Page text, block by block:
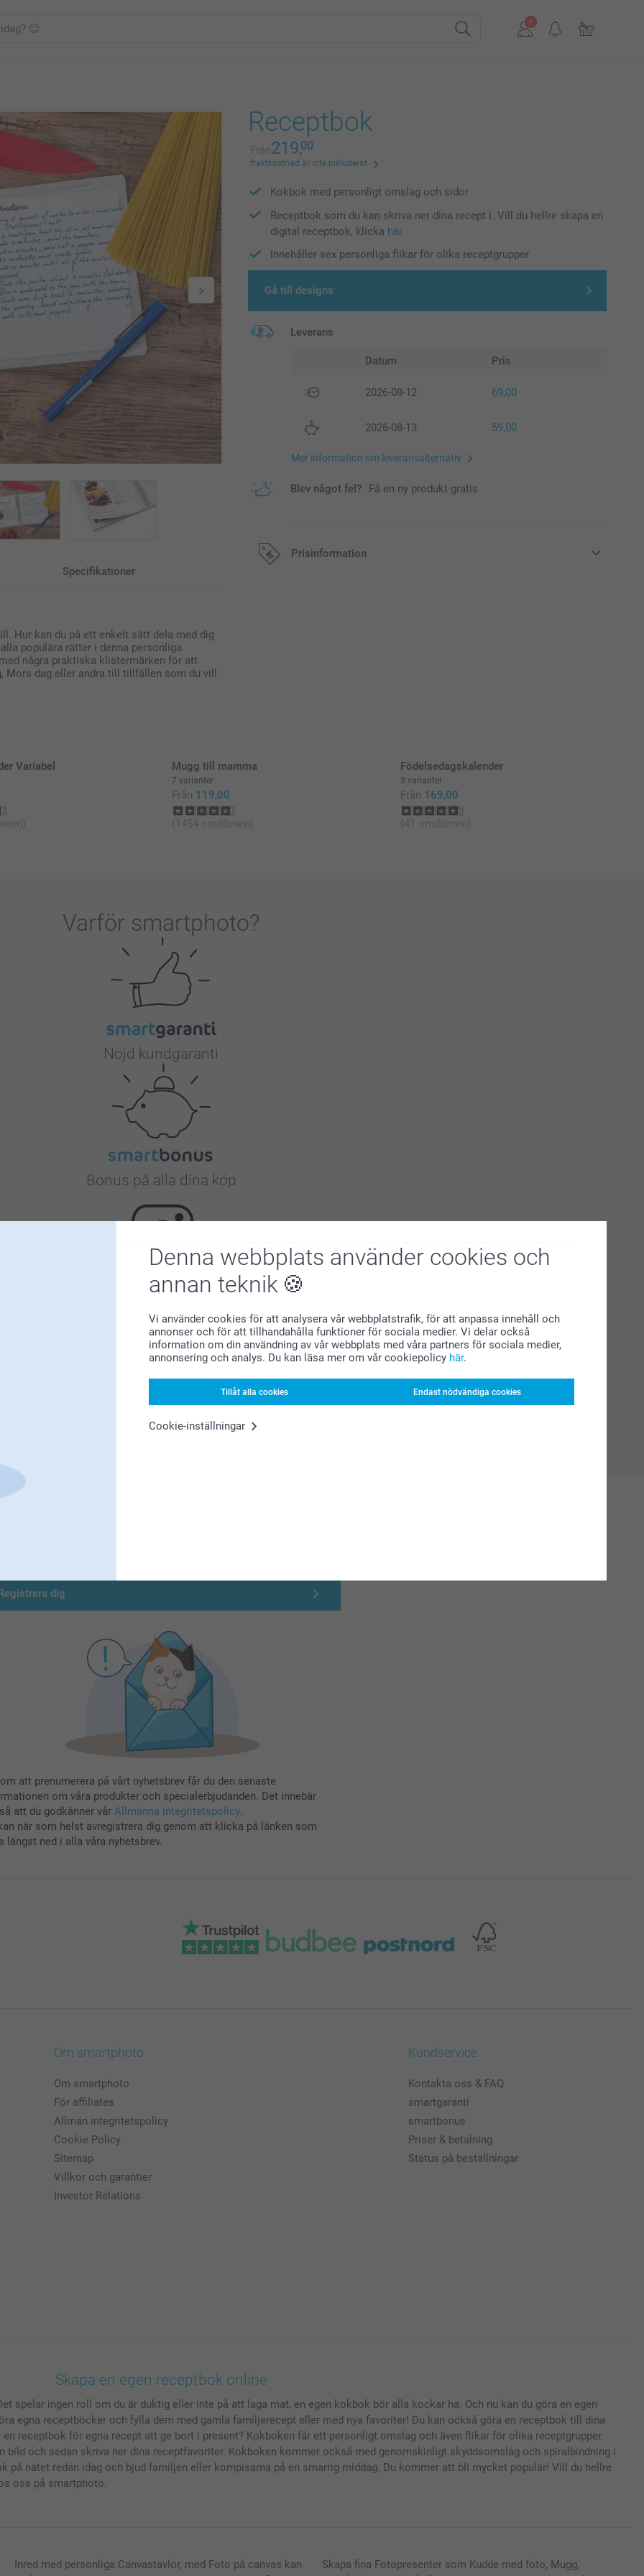
Denna webbplats använder cookies och
annan teknik
Vi använder cookies för att analysera vår webbplatstrafik, för att anpassa innehåll och
annonser och för att tillhandahålla funktioner för sociala medier. Vi delar också
information om din användning av vår webbplats med våra partners för sociala medier,
annonsering och analys. Du kan läsa mer om vår cookiepolicy här.
Tillåt alla cookies Endast nödvändiga cookies
Cookie-inställningar
Specifikationer
Hur kan du på ett enkelt sätt dela med dig
populära rätter i denna personliga
några praktiska klistermärken för att
dag eller andra till tillfällen som du vill
Receptbok
Från219,00
fraktkostnad är inte inkluderat
Kokbok med personligt omslag och sidor
Receptbok som du kan skriva ner dina recept i. Vill du hellre skapa en
digital receptbok, klicka här
Innehåller sex personliga flikar för olika receptgrupper
Gå till designs
Leverans
Datum Pris
2026-08-12 69,00
2026-08-13 59,00
Mer information om leveransalternativ
Blev något fel? Få en ny produkt gratis
Prisinformation
Variabel Mugg till mamma
7 varianter
Från 119,00
(1454 omdömen)
Födelsedagskalender
3 varianter
Från 169,00
(41 omdömen)
Varför smartphoto?
Nöjd kundgaranti
Bonus på alla dina köp
Förstklassig kundservice
dig
att prenumerera på vårt nyhetsbrev får du den senaste
om våra produkter och specialerbjudanden. Det innebär
att du godkänner vår Allmänna integritetspolicy.
när som helst avregistrera dig genom att klicka på länken som
längst ned i alla våra nyhetsbrev.
Om smartphoto
Om smartphoto
För affiliates
Allmän integritetspolicy
Cookie Policy
Sitemap
Villkor och garantier
Investor Relations
Kundservice
Kontakta oss & FAQ
smartgaranti
smartbonus
Priser & betalning
Status på beställningar
Skapa en egen receptbok online
spelar ingen roll om du är duktig eller inte på att laga mat, en egen kokbok bör alla kockar ha. Och nu kan du göra en egen
egna receptböcker och fylla dem med gamla familjerecept eller med nya favoriter! Du kan också göra en receptbok till dina
receptbok för egna recept att ge bort i present? Kokboken får ett personligt omslag och även flikar för olika receptgrupper.
bild och sedan skriva ner dina receptfavoriter. Kokboken kommer också med genomskinligt skyddsomslag och spiralbindning i
på nätet redan idag och bjud familjen eller kompisarna på en smarrig middag. Du kommer att bli mycket populär! Vill du hellre
oss på smartphoto.
Inred med personliga Canvastavlor, med Foto på canvas kan
Skapa fina Fotopresenter som Kudde med foto, Mugg,